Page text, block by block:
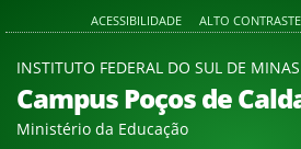
ACESSIBILIDADE ALTO CONTRASTE
INSTITUTO FEDERAL DO SUL DE
Campus Poços de
Ministério da Educação